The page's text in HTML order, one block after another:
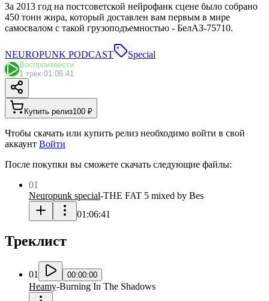
За 2013 год на постсоветской нейрофанк сцене было собрано
450 тонн жира, который доставлен вам первым в мире
самосвалом с такой грузоподъемностью - БелАЗ-75710.
NEUROPUNK PODCAST Special
Воспроизвести
1 трек·01:06:41
Купить релиз100 ₽
Чтобы скачать или купить релиз необходимо войти в свой
аккаунт Войти
После покупки вы сможете скачать следующие файлы:
01
Neuropunk special-THE FAT 5 mixed by Bes
01:06:41
Треклист
01 00:00:00
Heamy-Burning In The Shadows